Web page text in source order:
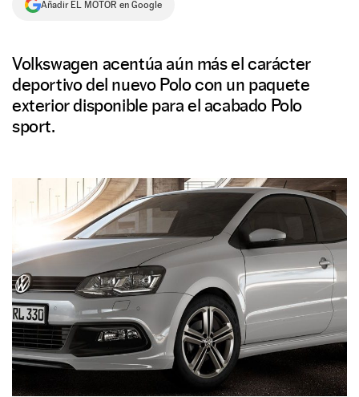
SÍGUENOS
Añadir EL MOTOR en Google
Volkswagen acentúa aún más el carácter
deportivo del nuevo Polo con un paquete
exterior disponible para el acabado Polo
sport.